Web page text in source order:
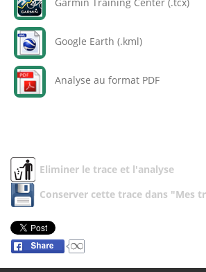
Google Earth (.kml)
Analyse au format PDF
Eliminer le trace et l'analyse
Conserver cette trace dans "Mes